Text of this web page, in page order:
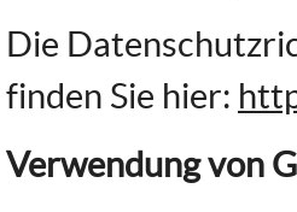
Die
finden Sie hier:
Verwendung von